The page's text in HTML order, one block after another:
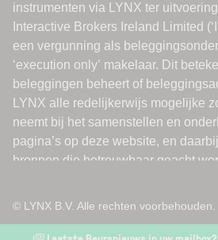
© LYNX B.V. Alle rechten voorbehouden.